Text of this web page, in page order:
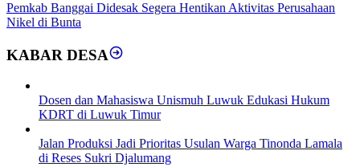
Pemkab Banggai Didesak Segera Hentikan Aktivitas Perusahaan
Nikel di Bunta
KABAR DESA
Dosen dan Mahasiswa Unismuh Luwuk Edukasi Hukum
KDRT di Luwuk Timur
Jalan Produksi Jadi Prioritas Usulan Warga Tinonda Lamala
di Reses Sukri Djalumang